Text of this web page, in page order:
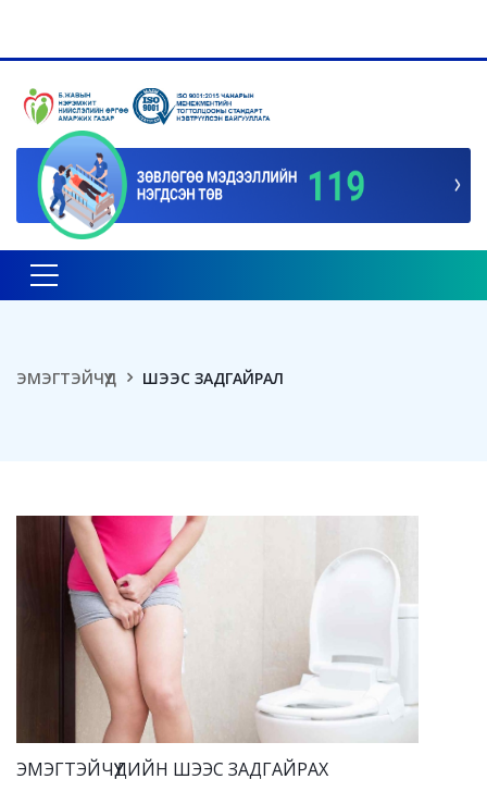
Toggle navigation
ЭМЭГТЭЙЧҮҮД ШЭЭС ЗАДГАЙРАЛ
ЭМЭГТЭЙЧҮҮДИЙН ШЭЭС ЗАДГАЙРАХ